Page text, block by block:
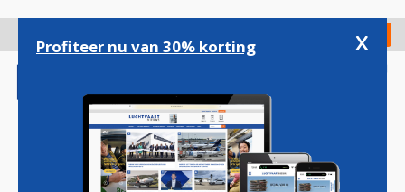
gaan
Check in
Profiteer nu van 30% korting x